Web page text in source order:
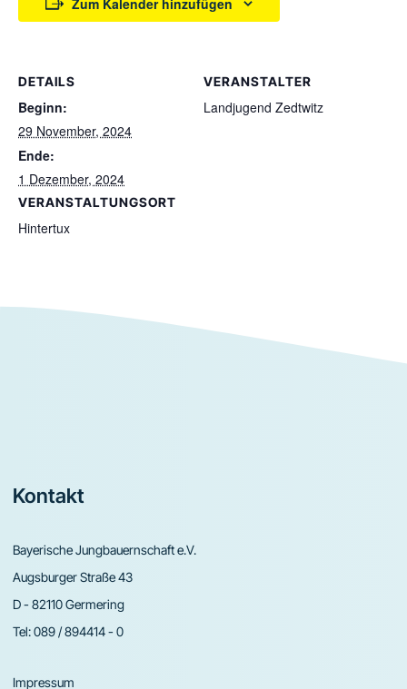
Zum Kalender hinzufügen
DETAILS
Beginn:
29 November, 2024
Ende:
1 Dezember, 2024
VERANSTALTUNGSORT
Hintertux
VERANSTALTER
Landjugend Zedtwitz
Footer
Kontakt
Bayerische Jungbauernschaft e.V.
Augsburger Straße 43
D - 82110 Germering
Tel:089 / 894414 - 0
Impressum